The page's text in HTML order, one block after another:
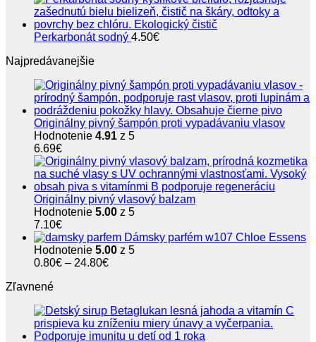
Perkarbonát sodný 4.50€
Najpredávanejšie
Originálny pivný šampón proti vypadávaniu vlasov
Hodnotenie 4.91 z 5
6.69€
Originálny pivný vlasový balzam
Hodnotenie 5.00 z 5
7.10€
Dámsky parfém w107 Chloe Essens
Hodnotenie 5.00 z 5
0.80€ – 24.80€Price
24.80€
Zľavnené